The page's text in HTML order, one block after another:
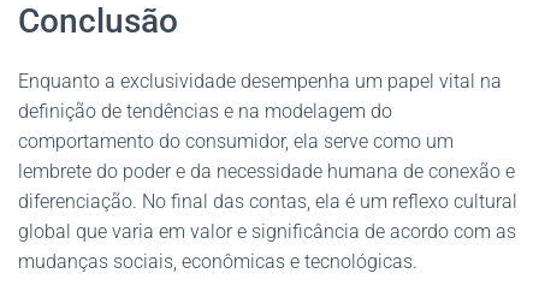
Conclusão
Enquanto a exclusividade desempenha um papel vital na
definição de tendências e na modelagem do
comportamento do consumidor, ela serve como um
lembrete do poder e da necessidade humana de conexão e
diferenciação. No final das contas, ela é um reflexo cultural
global que varia em valor e significância de acordo com as
mudanças sociais, econômicas e tecnológicas.